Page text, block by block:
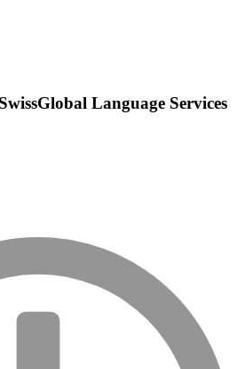
Language Services